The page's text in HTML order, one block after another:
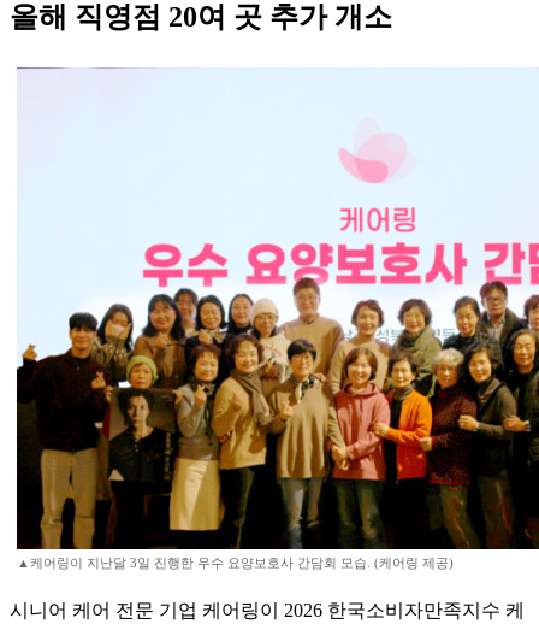
올해 직영점 20여 곳 추가 개소
▲케어링이 지난달 3일 진행한 우수 요양보호사 간담회 모습. (케어링 제공)
시니어 케어 전문 기업 케어링이 2026 한국소비자만족지수 케